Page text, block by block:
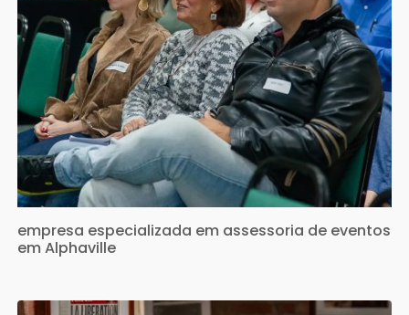
empresa especializada em assessoria de eventos
em Alphaville